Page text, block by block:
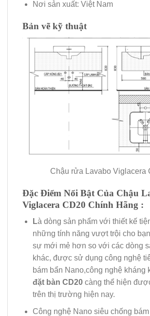
Nơi sản xuất: Việt Nam
Bản vẽ kỹ thuật
Chậu rửa Lavabo Viglacera
Đặc Điểm Nổi Bật Của Chậu
Viglacera CD20 Chính Hãng :
Là dòng sản phẩm với thiết kế
những tính năng vượt trội cho
sự mới mẻ hơn so với các dòng
khác, được sử dụng công nghệ
bám bẩn Nano,công nghệ kháng
đặt bàn CD20 càng thể hiện
trên thị trường hiện nay.
Công nghệ Nano siêu chống